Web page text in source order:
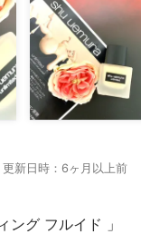
更新日時：6ヶ月以上前
ング フルイド 」